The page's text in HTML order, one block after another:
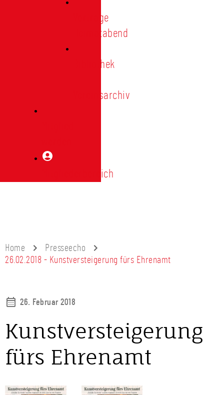
Vorträge
Heimatabend
Bibliothek
Vereinsarchiv
Mitgliederbereich
Home
Presseecho
26.02.2018 - Kunstversteigerung fürs Ehrenamt
26. Februar 2018
Kunstversteigerung
fürs Ehrenamt